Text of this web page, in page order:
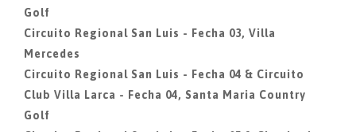
Golf
Circuito Regional San Luis - Fecha 03, Villa
Mercedes
Circuito Regional San Luis - Fecha 04 & Circuito
Club Villa Larca - Fecha 04, Santa Maria Country
Golf